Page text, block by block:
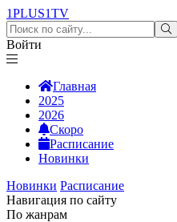
1PLUS1TV
Войти
Главная
2025
2026
Скоро
Расписание
Новинки
Новинки Расписание
Навигация по сайту
По жанрам